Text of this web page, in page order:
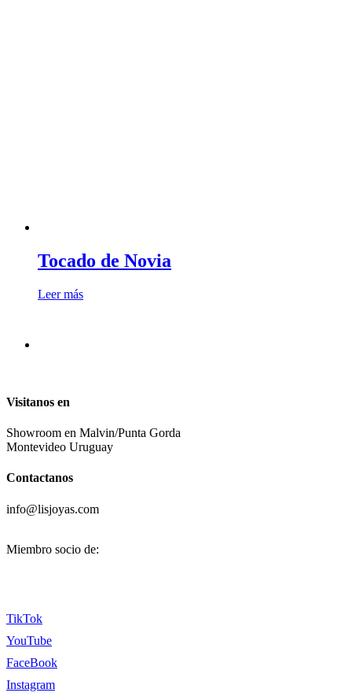
Tocado de Novia
Leer más
Visitanos en
Showroom en Malvin/Punta Gorda
Montevideo Uruguay
Contactanos
info@lisjoyas.com
Miembro socio de:
TikTok
YouTube
FaceBook
Instagram